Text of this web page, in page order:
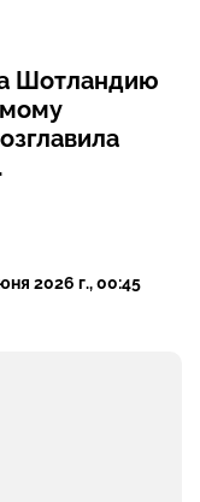
Шотландию
2026 г., 00:45